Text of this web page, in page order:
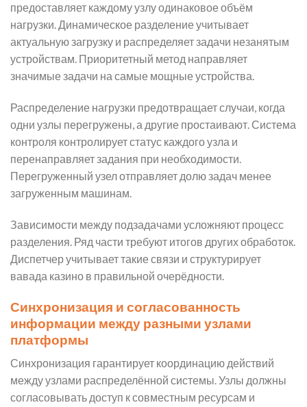
предоставляет каждому узлу одинаковое объём
нагрузки. Динамическое разделение учитывает
актуальную загрузку и распределяет задачи незанятым
устройствам. Приоритетный метод направляет
значимые задачи на самые мощные устройства.
Распределение нагрузки предотвращает случаи, когда
одни узлы перегружены, а другие простаивают. Система
контроля контролирует статус каждого узла и
перенаправляет задания при необходимости.
Перегруженный узел отправляет долю задач менее
загруженным машинам.
Зависимости между подзадачами усложняют процесс
разделения. Ряд части требуют итогов других обработок.
Диспетчер учитывает такие связи и структурирует
вавада казино в правильной очерёдности.
Синхронизация и согласованность
информации между разными узлами
платформы
Синхронизация гарантирует координацию действий
между узлами распределённой системы. Узлы должны
согласовывать доступ к совместным ресурсам и